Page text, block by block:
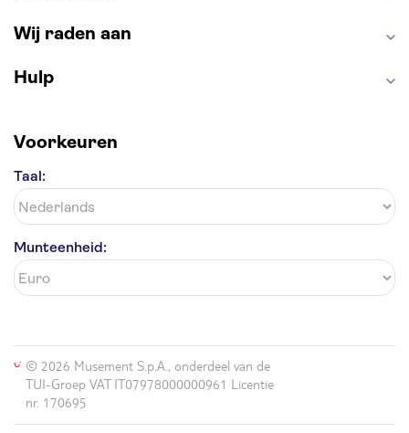
Alhambra
Wij raden aan
Hulp
Voorkeuren
Taal:
Munteenheid:
© 2026 Musement S.p.A., onderdeel van de
TUI-Groep VAT IT07978000000961 Licentie
nr. 170695